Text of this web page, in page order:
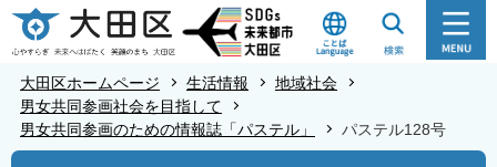
こ
の
大田区ホームページ 生活情報
地域社会
男女共同参画社会を目指して
男女共同参画のための情報誌「パステル」
パステル128号